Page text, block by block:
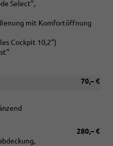
Select",
mit Komfortöffnung
Cockpit 10,2")
70,– €
280,– €